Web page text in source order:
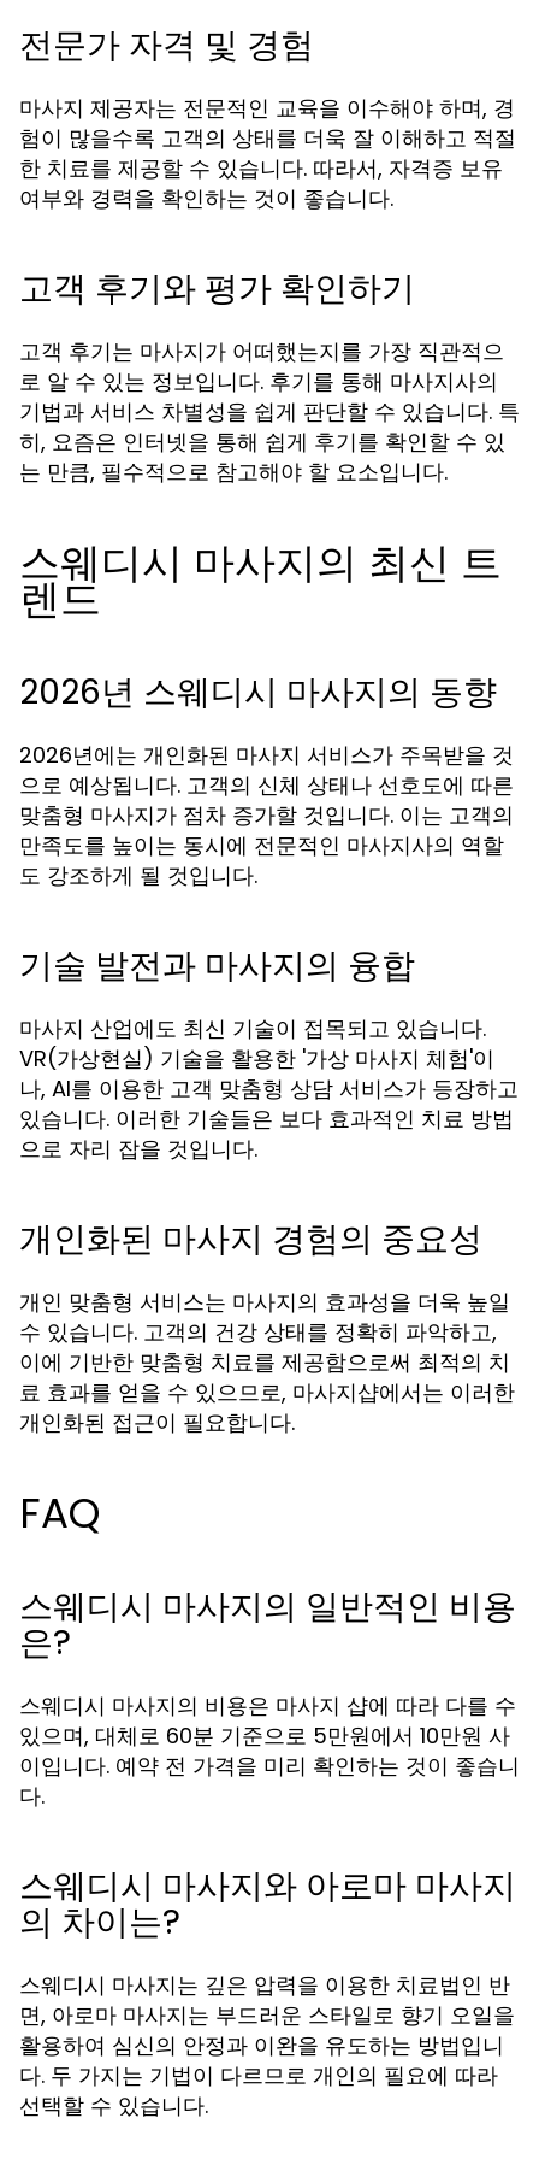
전문가 자격 및 경험
마사지 제공자는 전문적인 교육을 이수해야 하며, 경
험이 많을수록 고객의 상태를 더욱 잘 이해하고 적절
한 치료를 제공할 수 있습니다. 따라서, 자격증 보유
여부와 경력을 확인하는 것이 좋습니다.
고객 후기와 평가 확인하기
고객 후기는 마사지가 어떠했는지를 가장 직관적으
로 알 수 있는 정보입니다. 후기를 통해 마사지사의
기법과 서비스 차별성을 쉽게 판단할 수 있습니다. 특
히, 요즘은 인터넷을 통해 쉽게 후기를 확인할 수 있
는 만큼, 필수적으로 참고해야 할 요소입니다.
스웨디시 마사지의 최신 트
렌드
2026년 스웨디시 마사지의 동향
2026년에는 개인화된 마사지 서비스가 주목받을 것
으로 예상됩니다. 고객의 신체 상태나 선호도에 따른
맞춤형 마사지가 점차 증가할 것입니다. 이는 고객의
만족도를 높이는 동시에 전문적인 마사지사의 역할
도 강조하게 될 것입니다.
기술 발전과 마사지의 융합
마사지 산업에도 최신 기술이 접목되고 있습니다.
VR(가상현실) 기술을 활용한 '가상 마사지 체험'이
나, AI를 이용한 고객 맞춤형 상담 서비스가 등장하고
있습니다. 이러한 기술들은 보다 효과적인 치료 방법
으로 자리 잡을 것입니다.
개인화된 마사지 경험의 중요성
개인 맞춤형 서비스는 마사지의 효과성을 더욱 높일
수 있습니다. 고객의 건강 상태를 정확히 파악하고,
이에 기반한 맞춤형 치료를 제공함으로써 최적의 치
료 효과를 얻을 수 있으므로, 마사지샵에서는 이러한
개인화된 접근이 필요합니다.
FAQ
스웨디시 마사지의 일반적인 비용
은?
스웨디시 마사지의 비용은 마사지 샵에 따라 다를 수
있으며, 대체로 60분 기준으로 5만원에서 10만원 사
이입니다. 예약 전 가격을 미리 확인하는 것이 좋습니
다.
스웨디시 마사지와 아로마 마사지
의 차이는?
스웨디시 마사지는 깊은 압력을 이용한 치료법인 반
면, 아로마 마사지는 부드러운 스타일로 향기 오일을
활용하여 심신의 안정과 이완을 유도하는 방법입니
다. 두 가지는 기법이 다르므로 개인의 필요에 따라
선택할 수 있습니다.